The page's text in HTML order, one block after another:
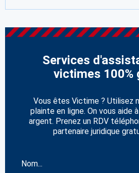
Services
victimes 100%
Vous êtes Victime ? Utilisez
plainte en ligne. On vous aide
argent. Prenez un RDV
partenaire juridique